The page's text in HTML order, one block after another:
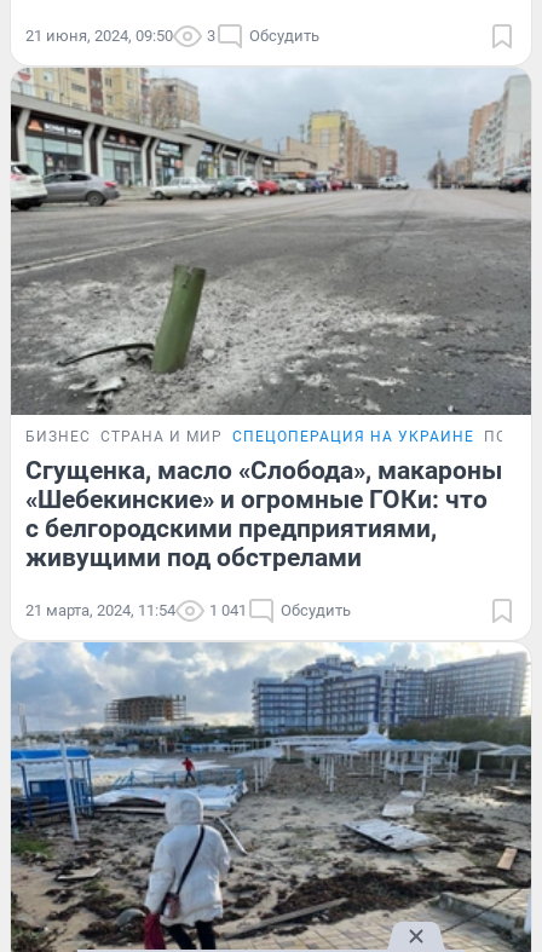
21 июня, 2024, 09:50 3 Обсудить
БИЗНЕС СТРАНА И МИР СПЕЦОПЕРАЦИЯ НА УКРАИНЕ
Сгущенка, масло «Слобода», макароны
«Шебекинские» и огромные ГОКи: что
с белгородскими предприятиями,
живущими под обстрелами
21 марта, 2024, 11:54 1 041 Обсудить